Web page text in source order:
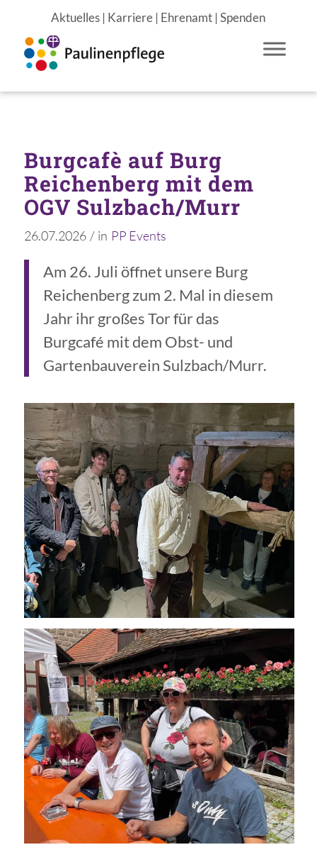
Aktuelles | Karriere | Ehrenamt |Spenden
Burgcafè auf Burg
Reichenberg mit dem
OGV Sulzbach/Murr
26.07.2026 / in PP Events
Am 26. Juli öffnet unsere Burg
Reichenberg zum 2. Mal in diesem
Jahr ihr großes Tor für das
Burgcafé mit dem Obst- und
Gartenbauverein Sulzbach/Murr.